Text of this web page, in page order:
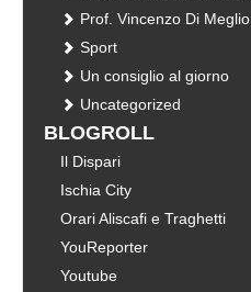
Prof. Vincenzo Di Meglio
Sport
Un consiglio al giorno
Uncategorized
BLOGROLL
Il Dispari
Ischia City
Orari Aliscafi e Traghetti
YouReporter
Youtube